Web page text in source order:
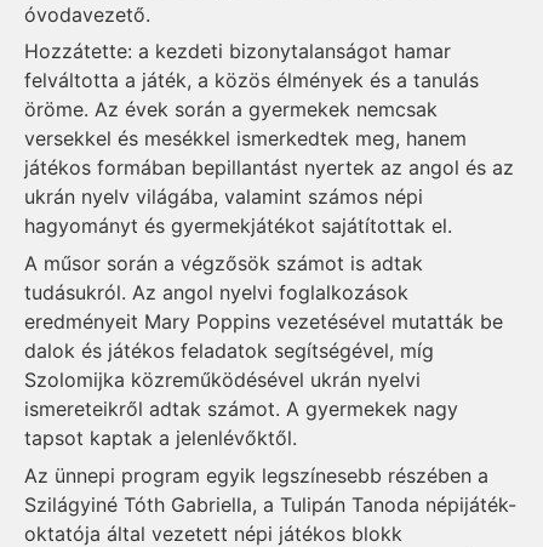
óvodavezető.
Hozzátette: a kezdeti bizonytalanságot hamar
felváltotta a játék, a közös élmények és a tanulás
öröme. Az évek során a gyermekek nemcsak
versekkel és mesékkel ismerkedtek meg, hanem
játékos formában bepillantást nyertek az angol és az
ukrán nyelv világába, valamint számos népi
hagyományt és gyermekjátékot sajátítottak el.
A műsor során a végzősök számot is adtak
tudásukról. Az angol nyelvi foglalkozások
eredményeit Mary Poppins vezetésével mutatták be
dalok és játékos feladatok segítségével, míg
Szolomijka közreműködésével ukrán nyelvi
ismereteikről adtak számot. A gyermekek nagy
tapsot kaptak a jelenlévőktől.
Az ünnepi program egyik legszínesebb részében a
Szilágyiné Tóth Gabriella, a Tulipán Tanoda népijáték-
oktatója által vezetett népi játékos blokk